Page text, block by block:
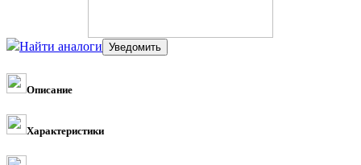
Найти аналоги
Описание
Характеристики